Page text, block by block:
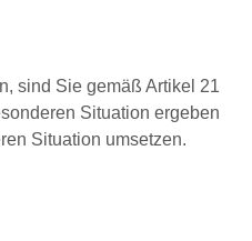
sind Sie gemäß Artikel 21
Situation ergeben
Situation umsetzen.